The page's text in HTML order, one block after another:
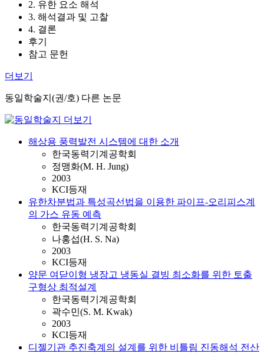
2. 유한 요소 해석
3. 해석결과 및 고찰
4. 결론
후기
참고 문헌
더보기
동일학술지(권/호) 다른 논문
해상용 풍력발전 시스템에 대한 소개
한국동력기계공학회
정맹화(M. H. Jung)
2003
KCI등재
유한차분법과 특성곡선법을 이용한 파이프-오리피스계
의 가스 유동 예측
한국동력기계공학회
나홍섭(H. S. Na)
2003
KCI등재
양문 여닫이형 냉장고 냉동실 결빙 최소화를 위한 토출
구형상 최적설계
한국동력기계공학회
곽수민(S. M. Kwak)
2003
KCI등재
디젤기관 추진축계의 설계를 위한 비틀림 진동해석 전산